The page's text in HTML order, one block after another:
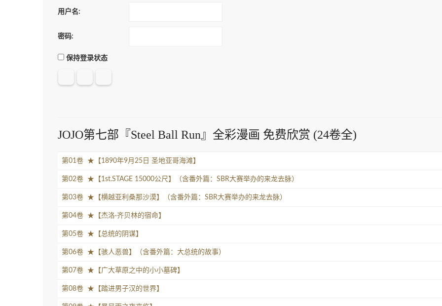
用户名:
密码:
保持登录状态
JOJO第七部『Steel Ball Run』全彩漫画 免费欣赏 (24卷全)
第01卷 ★【1890年9月25日 圣地亚哥海滩】
第02卷 ★【1st.STAGE 15000公尺】（含番外篇：SBR大赛举办的来龙去脉）
第03卷 ★【横越亚利桑那沙漠】（含番外篇：SBR大赛举办的来龙去脉）
第04卷 ★【杰洛·齐贝林的宿命】
第05卷 ★【总统的阴谋】
第06卷 ★【骇人恶兽】（含番外篇：大总统的故事）
第07卷 ★【广大草原之中的小小墓碑】
第08卷 ★【踏进男子汉的世界】